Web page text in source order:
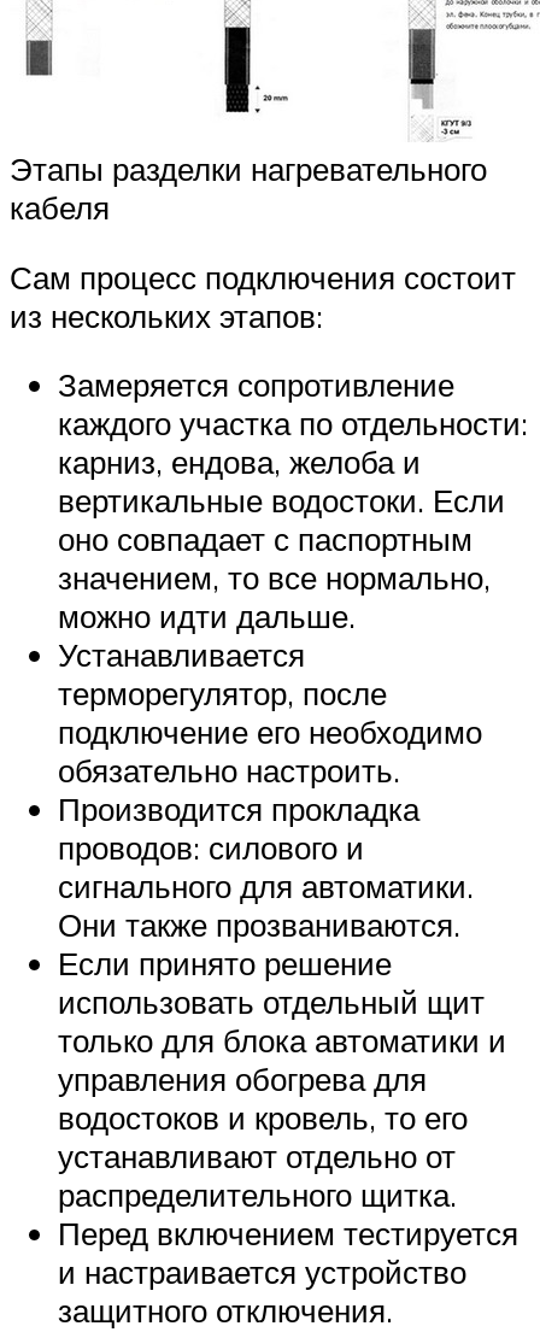
Этапы разделки нагревательного
кабеля
Сам процесс подключения состоит
из нескольких этапов:
Замеряется сопротивление
каждого участка по отдельности:
карниз, ендова, желоба и
вертикальные водостоки. Если
оно совпадает с паспортным
значением, то все нормально,
можно идти дальше.
Устанавливается
терморегулятор, после
подключение его необходимо
обязательно настроить.
Производится прокладка
проводов: силового и
сигнального для автоматики.
Они также прозваниваются.
Если принято решение
использовать отдельный щит
только для блока автоматики и
управления обогрева для
водостоков и кровель, то его
устанавливают отдельно от
распределительного щитка.
Перед включением тестируется
и настраивается устройство
защитного отключения.